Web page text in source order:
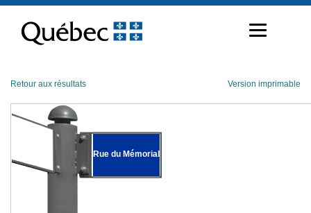
contenu
Retour aux résultats Version imprimable
Rue du Mémorial